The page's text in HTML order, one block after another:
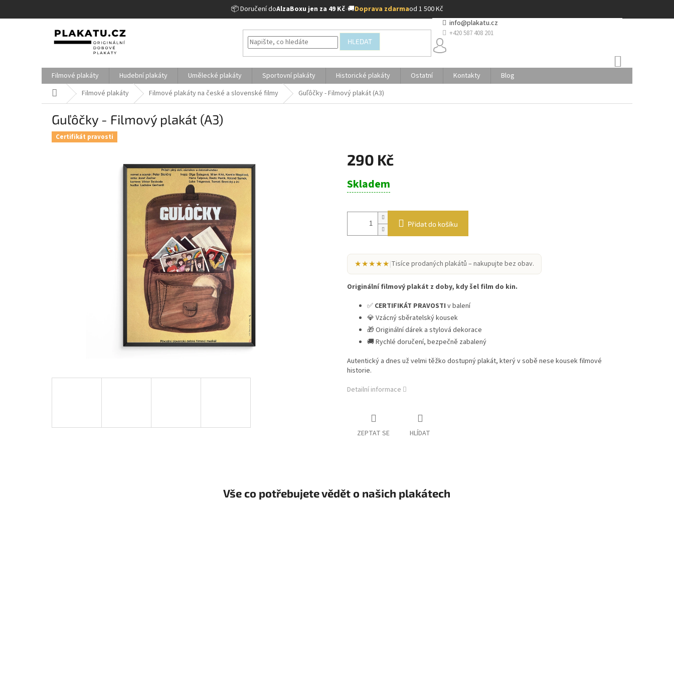
📦 Doručení doAlzaBoxu jen za 49 Kč•🚚Doprava zdarmaod 1 500 Kč
HLEDAT
+420 587 408 201
info@plakatu.cz
KOŠÍK
Filmové plakáty Hudební plakáty Umělecké plakáty Sportovní plakáty Historické plakáty Ostatní Kontakty
Blog
Domů Filmové plakáty Filmové plakáty na české a slovenské filmy Guľôčky - Filmový plakát (A3)
Guľôčky - Filmový plakát (A3)
Certifikát pravosti
290 Kč
cena:
Skladem
Přidat do košíku
★★★★★|Tisíce prodaných plakátů – nakupujte bez obav.
Originální filmový plakát z doby, kdy šel film do kin.
✅ CERTIFIKÁT PRAVOSTI v balení
💎 Vzácný sběratelský kousek
🎁 Originální dárek a stylová dekorace
🚚 Rychlé doručení, bezpečně zabalený
Autentický a dnes už velmi těžko dostupný plakát, který v sobě nese kousek filmové
historie.
Detailní informace
ZEPTAT SE HLÍDAT
Vše co potřebujete vědět o našich plakátech